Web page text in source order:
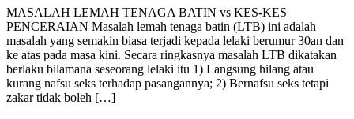
MASALAH LEMAH TENAGA BATIN vs KES-KES
PENCERAIAN Masalah lemah tenaga batin (LTB) ini adalah
masalah yang semakin biasa terjadi kepada lelaki berumur 30an dan
ke atas pada masa kini. Secara ringkasnya masalah LTB dikatakan
berlaku bilamana seseorang lelaki itu 1) Langsung hilang atau
kurang nafsu seks terhadap pasangannya; 2) Bernafsu seks tetapi
zakar tidak boleh […]